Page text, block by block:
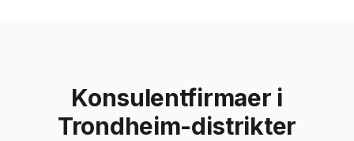
Konsulentfirmaer i
Trondheim-distrikter